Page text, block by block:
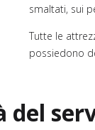
smaltati, sui
Tutte le
possiedono
del